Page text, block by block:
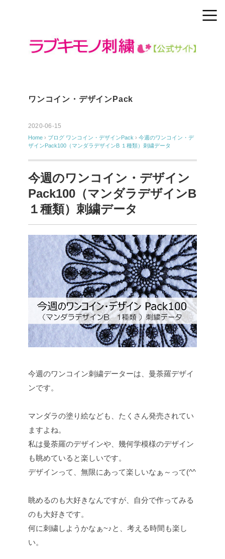
ワンコイン・デザインPack
2020-06-15
Home › ブログ ワンコイン・デザインPack › 今週のワンコイン・デ
ザインPack100（マンダラデザインB １種類）刺繍データ
今週のワンコイン・デザイン
Pack100（マンダラデザインB
１種類）刺繍データ
今週のワンコイン刺繍データーは、曼荼羅デザイ
ンです。
マンダラの塗り絵なども、たくさん発売されてい
ますよね。
私は曼荼羅のデザインや、幾何学模様のデザイン
も眺めていると楽しいです。
デザインって、無限にあって楽しいなぁ～って(^^
眺めるのも大好きなんですが、自分で作ってみる
のも大好きです。
何に刺繍しようかなぁ~♪と、考える時間も楽し
い。